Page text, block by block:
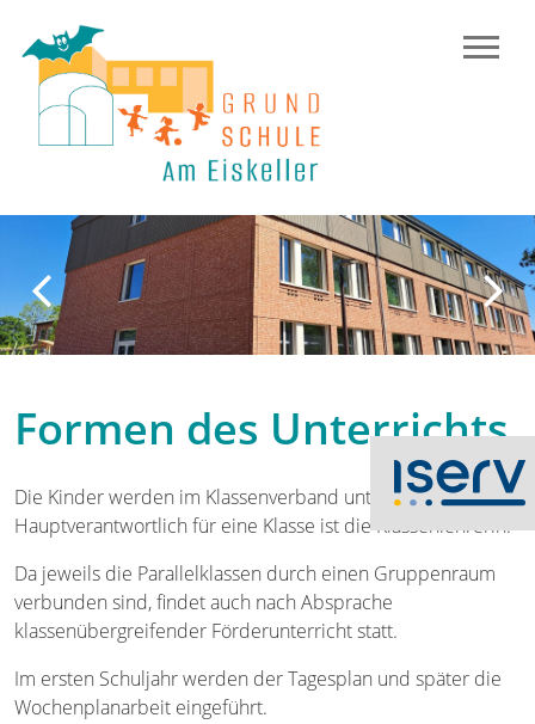
Previous
Formen des Unterrichts
Die Kinder werden im Klassenverband unterrichtet.
Hauptverantwortlich für eine Klasse ist die Klassenlehrerin.
Da jeweils die Parallelklassen durch einen Gruppenraum
verbunden sind, findet auch nach Absprache
klassenübergreifender Förderunterricht statt.
Im ersten Schuljahr werden der Tagesplan und später die
Wochenplanarbeit eingeführt.